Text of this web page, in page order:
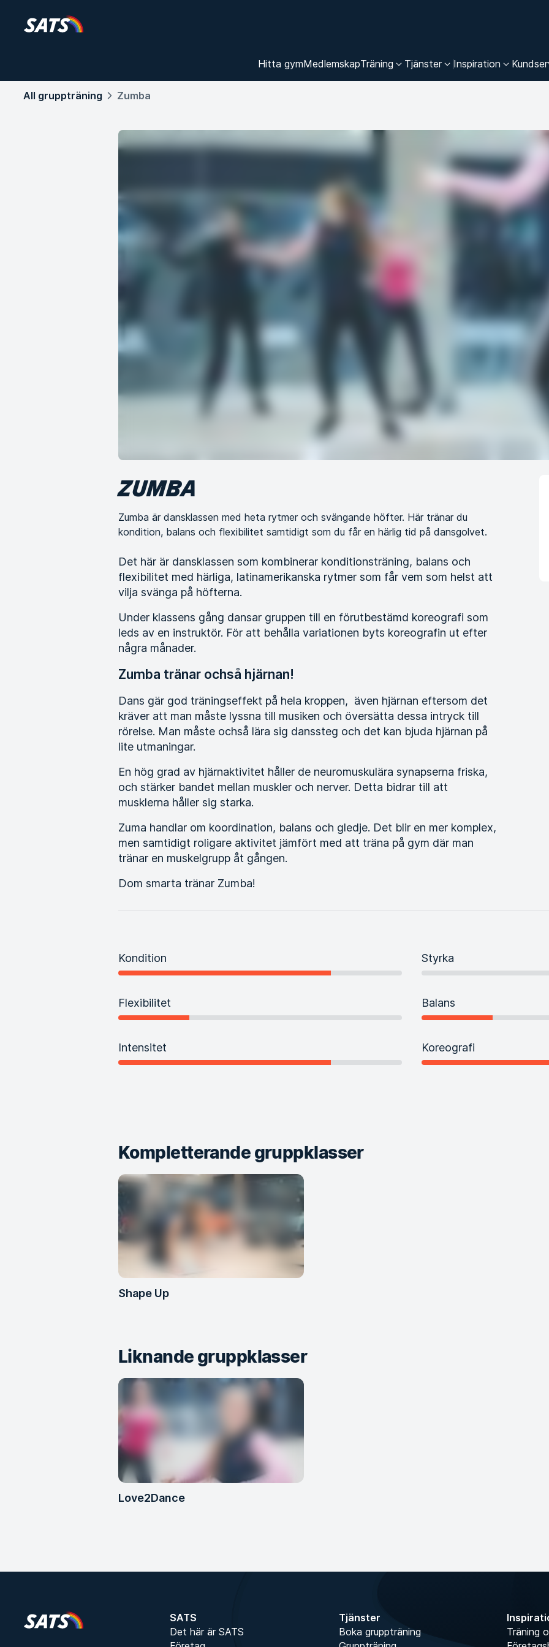
Hitta gymMedlemskapTräning Tjänster Inspiration
All gruppträning Zumba
ZUMBA
Zumba är dansklassen med heta rytmer och svängande höfter. Här tränar du
kondition, balans och flexibilitet samtidigt som du får en härlig tid på dansgolvet.
Det här är dansklassen som kombinerar konditionsträning, balans och
flexibilitet med härliga, latinamerikanska rytmer som får vem som helst att
vilja svänga på höfterna.
Under klassens gång dansar gruppen till en förutbestämd koreografi som
leds av en instruktör. För att behålla variationen byts koreografin ut efter
några månader.
Zumba tränar ochså hjärnan!
Dans gär god träningseffekt på hela kroppen, även hjärnan eftersom det
kräver att man måste lyssna till musiken och översätta dessa intryck till
rörelse. Man måste ochså lära sig danssteg och det kan bjuda hjärnan på
lite utmaningar.
En hög grad av hjärnaktivitet håller de neuromuskulära synapserna friska,
och stärker bandet mellan muskler och nerver. Detta bidrar till att
musklerna håller sig starka.
Zuma handlar om koordination, balans och gledje. Det blir en mer komplex,
men samtidigt roligare aktivitet jämfört med att träna på gym där man
tränar en muskelgrupp åt gången.
Dom smarta tränar Zumba!
Kondition Styrka
Flexibilitet Balans
Intensitet Koreografi
Kompletterande gruppklasser
Shape Up
Liknande gruppklasser
Love2Dance
SATS
Det här är SATS
Tjänster
Boka gruppträning
Träning